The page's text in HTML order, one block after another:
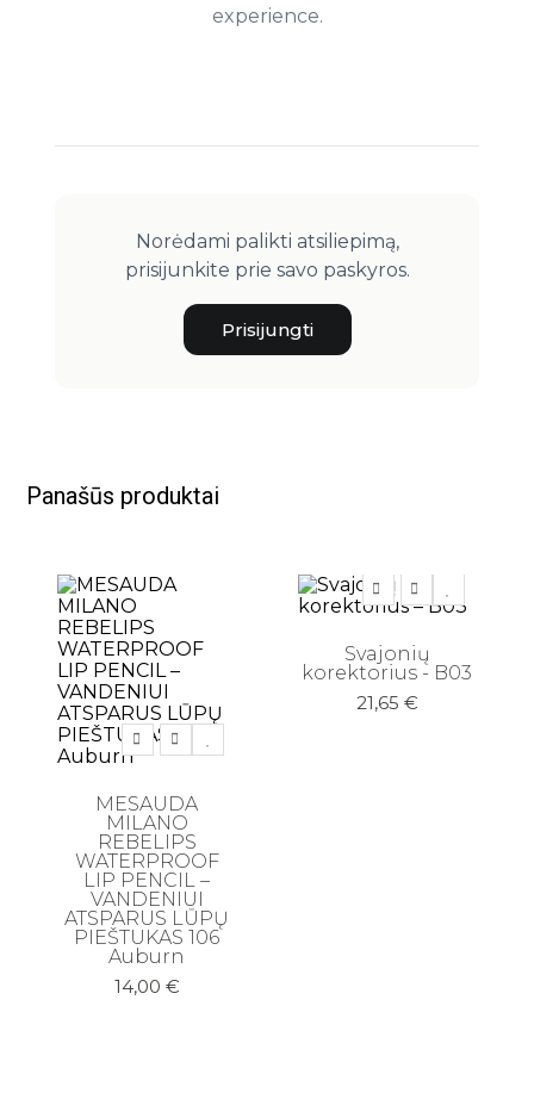
experience.
Norėdami palikti atsiliepimą,
prisijunkite prie savo paskyros.
Prisijungti
Panašūs produktai
MESAUDA
MILANO
REBELIPS
WATERPROOF
LIP PENCIL –
VANDENIUI
ATSPARUS LŪPŲ
PIEŠTUKAS 106
Auburn
14,00 €
Svajonių
korektorius - B03
21,65 €